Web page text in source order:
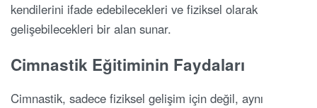
kendilerini ifade edebilecekleri ve fiziksel olarak
gelişebilecekleri bir alan sunar.
Cimnastik Eğitiminin Faydaları
Cimnastik, sadece fiziksel gelişim için değil, aynı